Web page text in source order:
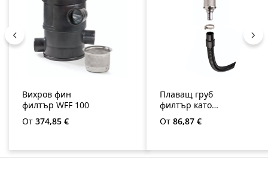
Вихров фин
филтър WFF 100
Редовна цена:
От 374,85 €
Плаващ груб
филтър като
комплект
Редовна цена:
От 86,87 €